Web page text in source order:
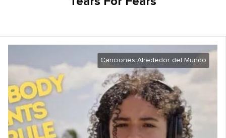
Canciones Alrededor del Mundo